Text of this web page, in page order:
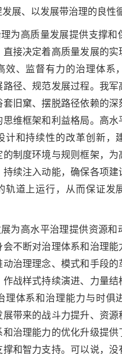
退
人
风
采
退
役
军
服
务
役
服
务
文
国
防
文
化
国
防
红
色
展、以发展带治理的良性
为高质量发展提供支撑和
直接决定着高质量发展的实
效、监督有力的治理体系
路径、规范发展过程。我军
套旧窠、摆脱路径依赖的深
思维框架和利益格局。高水
计和持续性的改革创新，
的制度环境与规则框架，为
持续注入动能，确保各项建
轨道上运行，从而保证发
为高水平治理提供资源和
会不断对治理体系和治理能
动治理理念、模式和手段的
作战样式持续演进、力量结
理体系和治理能力与时俱
展带来的战斗力提升、资源
和治理能力的优化升级提供
撑和智力支持。可以说，没